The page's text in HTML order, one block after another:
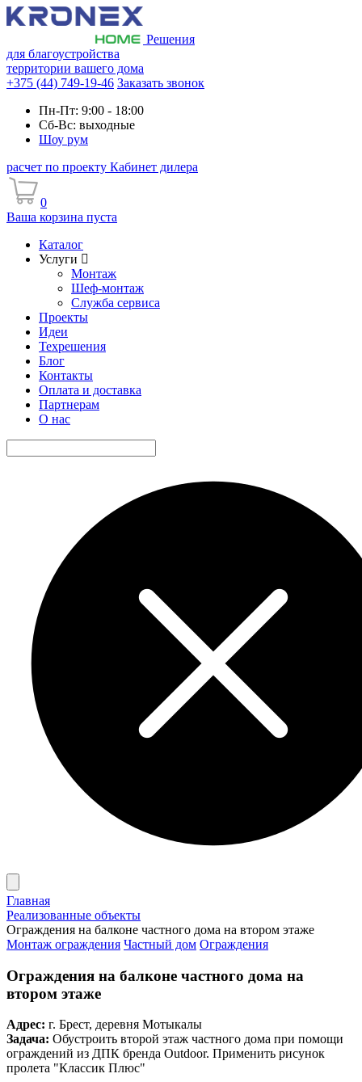
Решения
для благоустройства
территории вашего дома
+375 (44) 749-19-46 Заказать звонок
Пн-Пт: 9:00 - 18:00
Сб-Вс: выходные
Шоу рум
расчет по проекту Кабинет дилера
0
Ваша корзина пуста
Каталог
Услуги
Монтаж
Шеф-монтаж
Служба сервиса
Проекты
Идеи
Техрешения
Блог
Контакты
Оплата и доставка
Партнерам
О нас
Главная
Реализованные объекты
Ограждения на балконе частного дома на втором этаже
Монтаж ограждения Частный дом Ограждения
Ограждения на балконе частного дома на
втором этаже
Адрес: г. Брест, деревня Мотыкалы
Задача: Обустроить второй этаж частного дома при помощи
ограждений из ДПК бренда Outdoor. Применить рисунок
пролета "Классик Плюс"